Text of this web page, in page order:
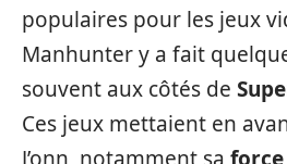
populaires pour les jeux
Manhunter y a fait
souvent aux côtés de
Ces jeux mettaient en
J’onn, notamment sa force